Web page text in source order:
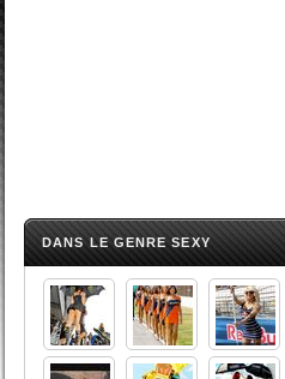
DANS LE GENRE SEXY